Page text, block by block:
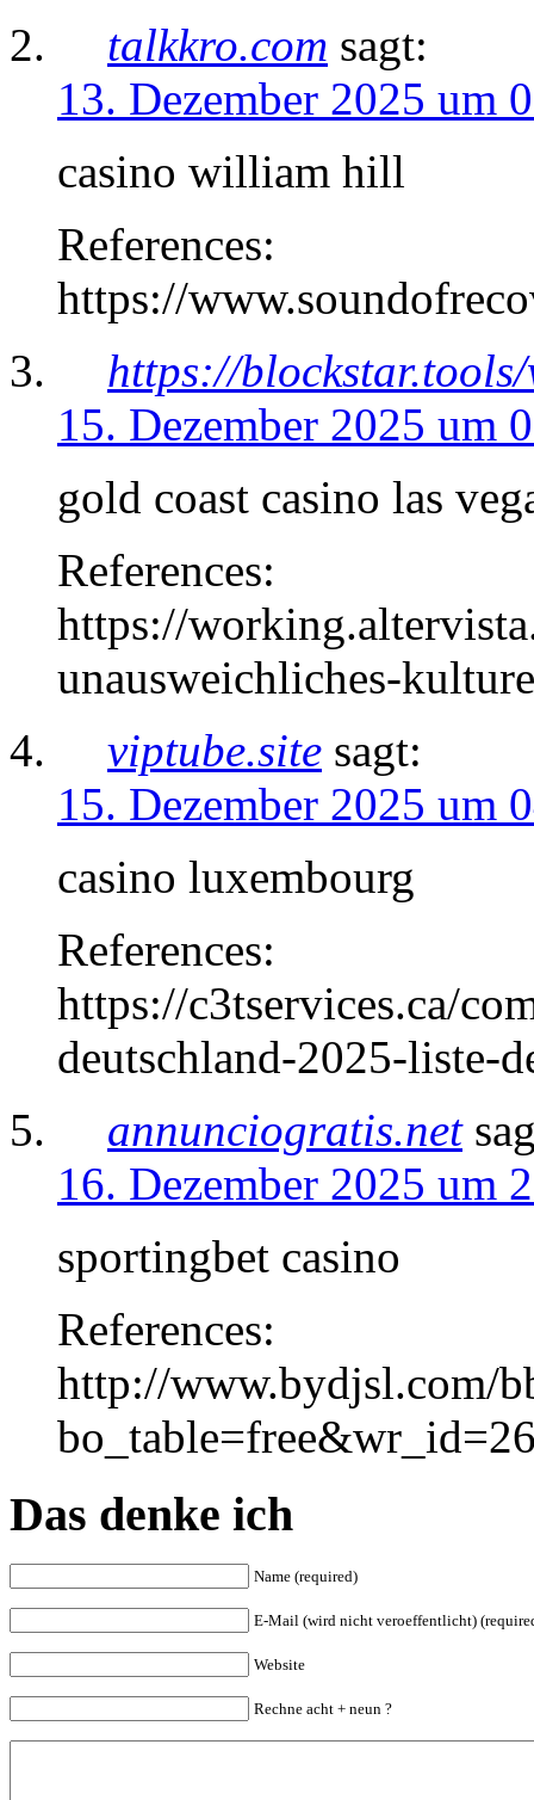
talkkro.com sagt:
13. Dezember 2025 um
casino william hill
References:
https://
https://
15. Dezember 2025 um
gold coast casino las
References:
https://
unausweichliches-
viptube.site sagt:
15. Dezember 2025 um
casino luxembourg
References:
https://c3tservices.ca/
deutschland-2025-liste-
annunciogratis.net
16. Dezember 2025 um
sportingbet casino
References:
http://www.bydjsl.com/
Das denke ich
Name (required)
E-Mail (wird nicht veroeffentlicht)
Website
Rechne acht + neun ?